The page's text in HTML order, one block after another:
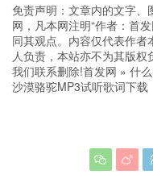
免责声明：文章内的文字、
网，凡本网注明“作者：首
同其观点。内容仅代表作
人负责，本站亦不为其版
我们联系删除!首发网 » 什
沙漠骆驼MP3试听歌词下载
 